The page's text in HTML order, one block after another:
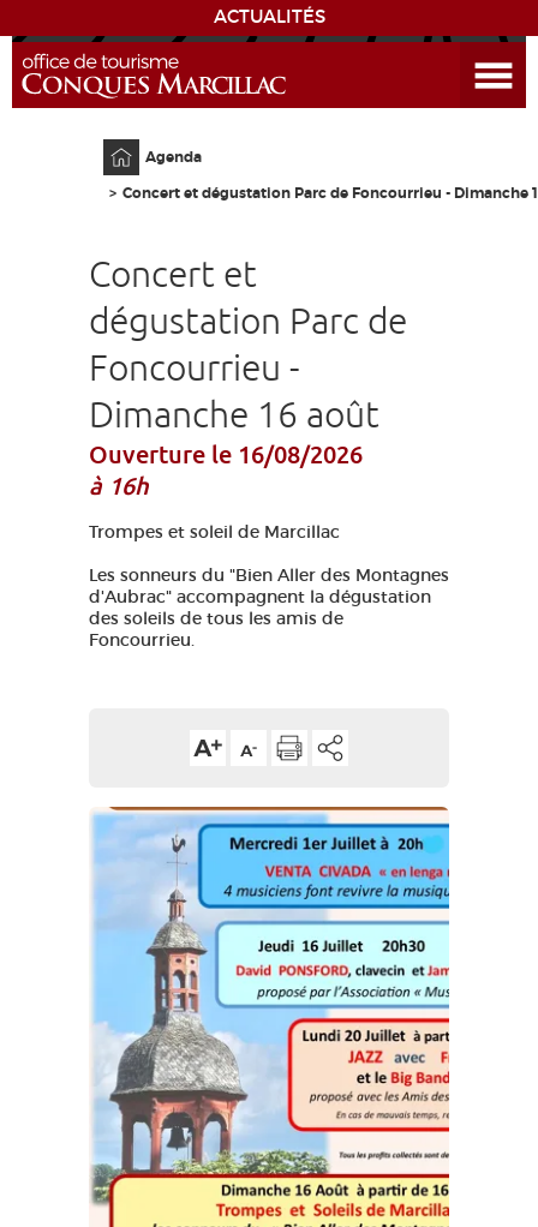
ACTUALITÉS
ENVIEDE...
DÉCOUVRIR LA DESTINATION
SÉJOURNER
AGENDA
EDUCATIF GR 65 GROUPES
MA SÉLECTION
Agenda
Concert et dégustation Parc de Foncourrieu - Dimanche
Concert et
dégustation Parc de
Foncourrieu -
Dimanche 16 août
Ouverture le 16/08/2026
à 16h
Trompes et soleil de Marcillac
Les sonneurs du "Bien Aller des Montagnes
d'Aubrac" accompagnent la dégustation
des soleils de tous les amis de
Foncourrieu.